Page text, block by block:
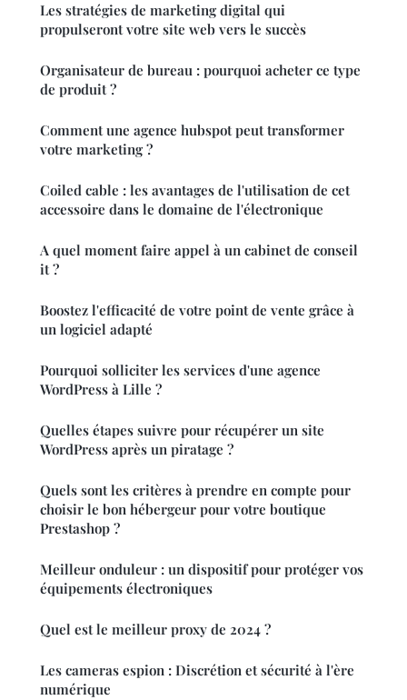
Les stratégies de marketing digital qui
propulseront votre site web vers le succès
Organisateur de bureau : pourquoi acheter ce type
de produit ?
Comment une agence hubspot peut transformer
votre marketing ?
Coiled cable : les avantages de l'utilisation de cet
accessoire dans le domaine de l'électronique
A quel moment faire appel à un cabinet de conseil
it ?
Boostez l'efficacité de votre point de vente grâce à
un logiciel adapté
Pourquoi solliciter les services d'une agence
WordPress à Lille ?
Quelles étapes suivre pour récupérer un site
WordPress après un piratage ?
Quels sont les critères à prendre en compte pour
choisir le bon hébergeur pour votre boutique
Prestashop ?
Meilleur onduleur : un dispositif pour protéger vos
équipements électroniques
Quel est le meilleur proxy de 2024 ?
Les cameras espion : Discrétion et sécurité à l'ère
numérique